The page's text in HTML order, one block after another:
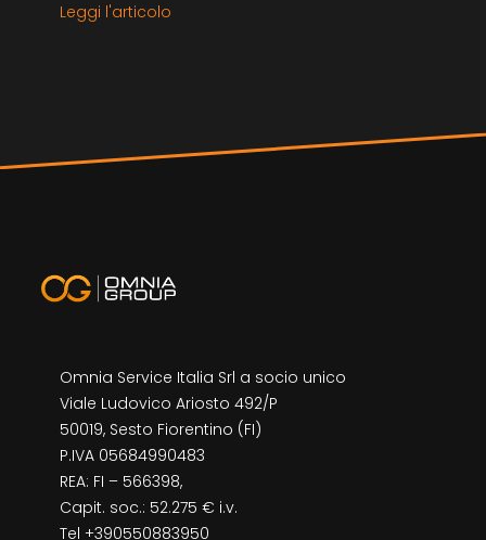
Leggi l'articolo
Omnia Service Italia Srl a socio unico
Viale Ludovico Ariosto 492/P
50019, Sesto Fiorentino (FI)
P.IVA 05684990483
REA: FI – 566398,
Capit. soc.: 52.275 € i.v.
Tel +390550883950